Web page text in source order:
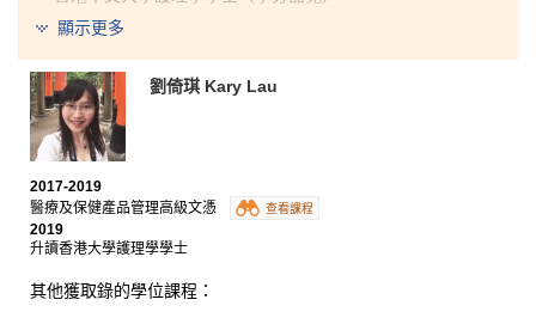
香港科技大學理學士（生物科技）
我們除了在課堂上學習到醫學上的知識外，書院還提供
多元化的學習機會，包括到海外考察及交流、參觀本地
業界設備並了解其運作以及到香港大學精神病學系進行
實習，這些經歷增強了我對醫療行業的了解。此外，課
程的結構完善，講師們樂於為同學提供協助，給我們莫
大支持。
顯示更多
劉倚琪 Kary Lau
2017-2019
醫療及保健產品管理高級文憑
查看課程
2019
升讀香港大學護理學學士
其他獲取錄的學位課程：